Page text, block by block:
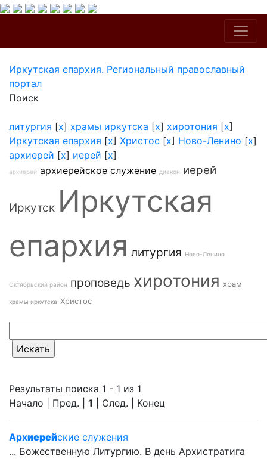
Иркутская епархия. Региональный православный
портал
Поиск
литургия [x] храмы иркутска [x] хиротония [x]
Иркутская епархия [x] Христос [x] Ново-Ленино [x]
архиерей [x] иерей [x]
архиерей архиерейское служение диакон иерей
Иркутск Иркутская
епархия литургия Ново-Ленино
Октябрьский район проповедь хиротония храм
храмы иркутска Христос
Результаты поиска 1 - 1 из 1
Начало | Пред. | 1 | След. | Конец
Архиерейские служения
... Божественную Литургию. В день Архистратига